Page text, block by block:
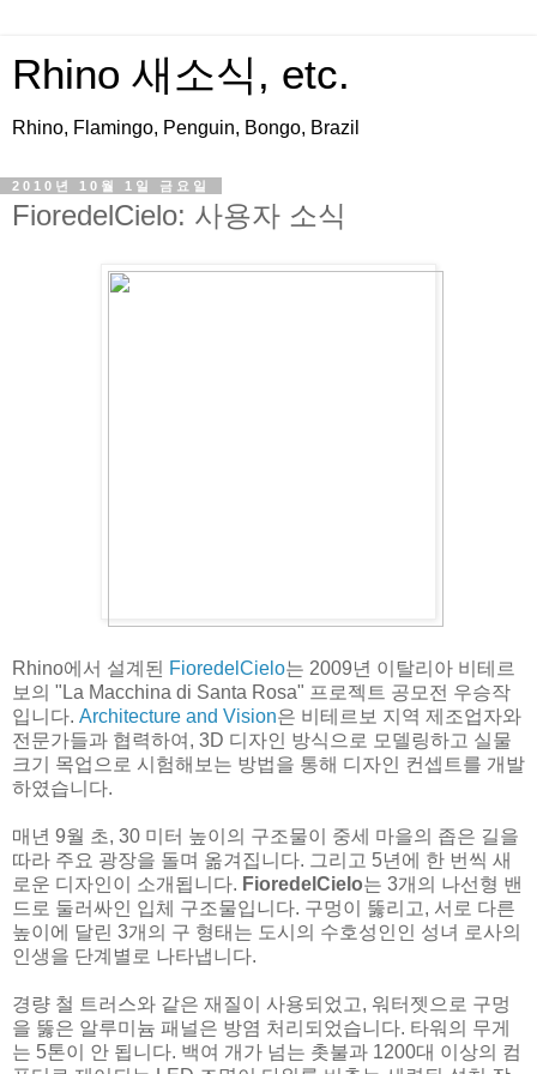
Rhino 새소식, etc.
Rhino, Flamingo, Penguin, Bongo, Brazil
2010년 10월 1일 금요일
FioredelCielo: 사용자 소식
Rhino에서 설계된 FioredelCielo는 2009년 이탈리아 비테르
보의 "La Macchina di Santa Rosa" 프로젝트 공모전 우승작
입니다. Architecture and Vision은 비테르보 지역 제조업자와
전문가들과 협력하여, 3D 디자인 방식으로 모델링하고 실물
크기 목업으로 시험해보는 방법을 통해 디자인 컨셉트를 개발
하였습니다.
매년 9월 초, 30 미터 높이의 구조물이 중세 마을의 좁은 길을
따라 주요 광장을 돌며 옮겨집니다. 그리고 5년에 한 번씩 새
로운 디자인이 소개됩니다. FioredelCielo는 3개의 나선형 밴
드로 둘러싸인 입체 구조물입니다. 구멍이 뚫리고, 서로 다른
높이에 달린 3개의 구 형태는 도시의 수호성인인 성녀 로사의
인생을 단계별로 나타냅니다.
경량 철 트러스와 같은 재질이 사용되었고, 워터젯으로 구멍
을 뚫은 알루미늄 패널은 방염 처리되었습니다. 타워의 무게
는 5톤이 안 됩니다. 백여 개가 넘는 촛불과 1200대 이상의 컴